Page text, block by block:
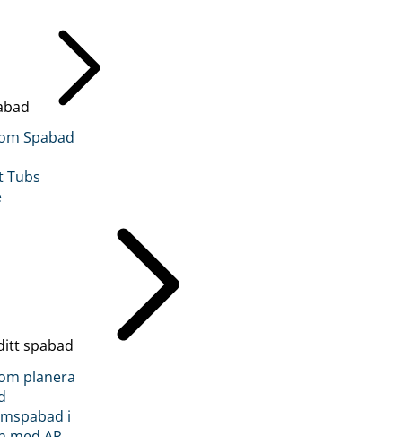
Spabad
Tubs
spabad
planera
i